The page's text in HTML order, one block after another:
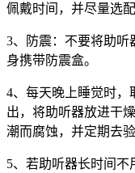
佩戴时间，并尽量选
3、防震：不要将助听
身携带防震盒。
4、每天晚上睡觉时，
出，将助听器放进干
潮而腐蚀，并定期去
5、若助听器长时间不